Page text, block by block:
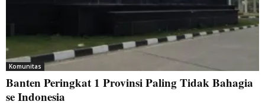
Komunitas
Banten Peringkat 1 Provinsi Paling Tidak Bahagia
se Indonesia